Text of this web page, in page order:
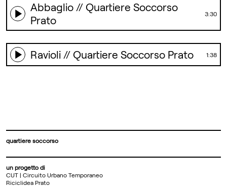
Abbaglio // Quartiere Soccorso
Prato
3:30
Ravioli // Quartiere Soccorso Prato 1:38
quartiere soccorso
un progetto di
CUT | Circuito Urbano Temporaneo
Riciclidea Prato